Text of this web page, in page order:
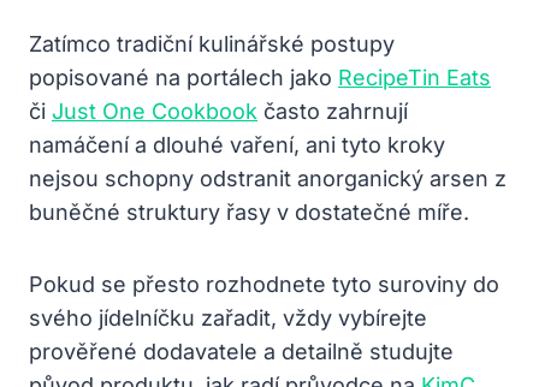
Zatímco tradiční kulinářské postupy
popisované na portálech jako RecipeTin Eats
či Just One Cookbook často zahrnují
namáčení a dlouhé vaření, ani tyto kroky
nejsou schopny odstranit anorganický arsen z
buněčné struktury řasy v dostatečné míře.
Pokud se přesto rozhodnete tyto suroviny do
svého jídelníčku zařadit, vždy vybírejte
prověřené dodavatele a detailně studujte